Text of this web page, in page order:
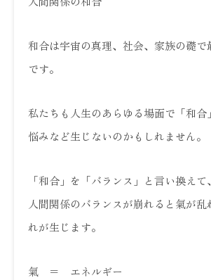
和合は宇宙の真理、社会、家族の礎で
です。
私たちも人生のあらゆる場面で「和合
悩みなど生じないのかもしれません。
「和合」を「バランス」と言い換えて
人間関係のバランスが崩れると氣が
れが生じます。
氣 ＝ エネルギー